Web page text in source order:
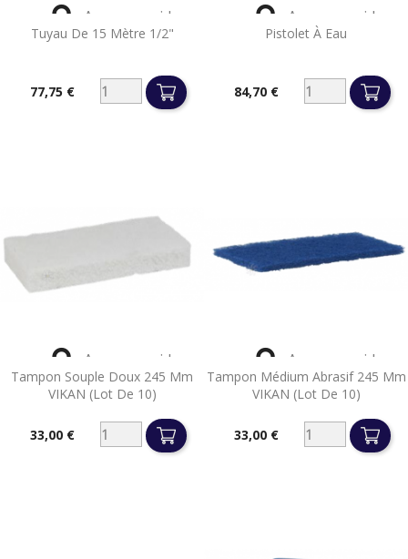
Tuyau De 15 Mètre 1/2"
77,75 €
 Aperçu rapide
Pistolet À Eau
84,70 €
 Aperçu rapide
Tampon Souple Doux 245 Mm
VIKAN (lot De 10)
33,00 €
 Aperçu rapide
Tampon Médium Abrasif 245 Mm
VIKAN (lot De 10)
33,00 €
 Aperçu rapide